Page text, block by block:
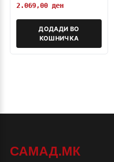
2.069,00 ден
ДОДАДИ ВО
КОШНИЧКА
САМАД.МК